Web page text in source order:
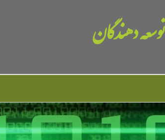
توسعه دهندگان